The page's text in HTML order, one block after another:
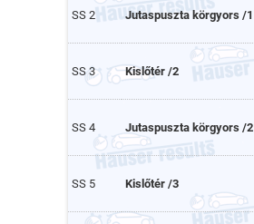
SS 2 Jutaspuszta körgyors /1
SS 3 Kislőtér /2
SS 4 Jutaspuszta körgyors /2
SS 5 Kislőtér /3